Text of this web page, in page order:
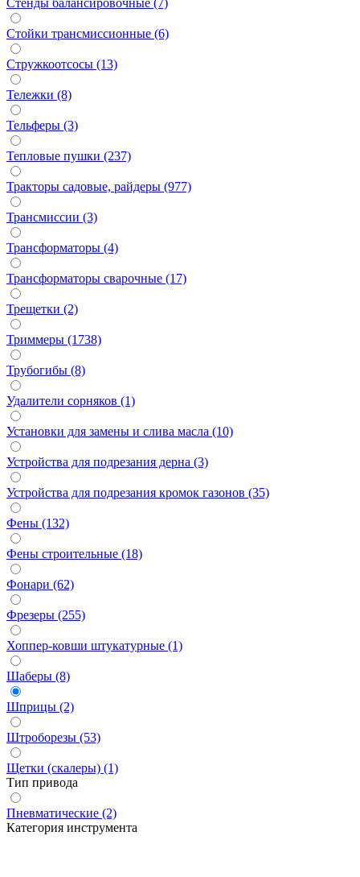
Стойки трансмиссионные (6)
Стружкоотсосы (13)
Тележки (8)
Тельферы (3)
Тепловые пушки (237)
Тракторы садовые, райдеры (977)
Трансмиссии (3)
Трансформаторы (4)
Трансформаторы сварочные (17)
Трещетки (2)
Триммеры (1738)
Трубогибы (8)
Удалители сорняков (1)
Установки для замены и слива масла (10)
Устройства для подрезания дерна (3)
Устройства для подрезания кромок газонов (35)
Фены (132)
Фены строительные (18)
Фонари (62)
Фрезеры (255)
Хоппер-ковши штукатурные (1)
Шаберы (8)
Шприцы (2)
Штроборезы (53)
Щетки (скалеры) (1)
Тип привода
Пневматические (2)
Категория инструмента